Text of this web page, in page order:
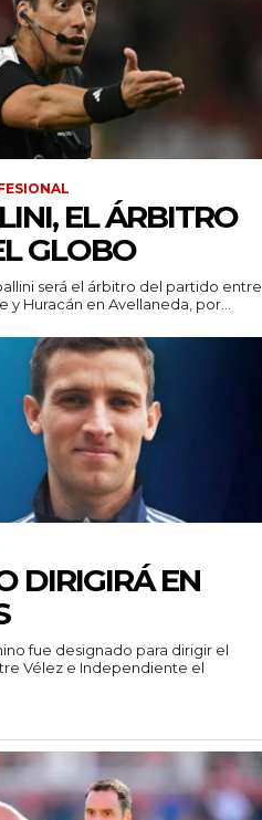
EL ÁRBITRO
GLOBO
será el árbitro del partido entre
Huracán en Avellaneda, por...
DIRIGIRÁ EN
fue designado para dirigir el
Vélez e Independiente el